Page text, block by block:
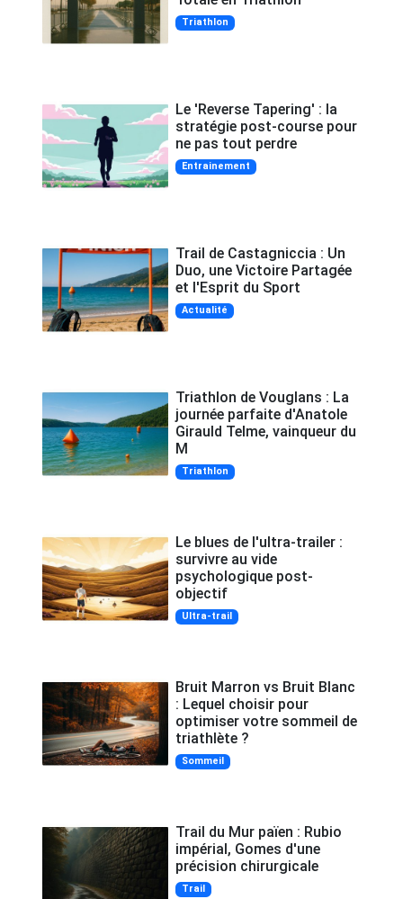
Triathlon
Le 'Reverse Tapering' : la
stratégie post-course pour
ne pas tout perdre
Entrainement
Trail de Castagniccia : Un
Duo, une Victoire Partagée
et l'Esprit du Sport
Actualité
Triathlon de Vouglans : La
journée parfaite d'Anatole
Girauld Telme, vainqueur du
M
Triathlon
Le blues de l'ultra-trailer :
survivre au vide
psychologique post-
objectif
Ultra-trail
Bruit Marron vs Bruit Blanc
: Lequel choisir pour
optimiser votre sommeil de
triathlète ?
Sommeil
Trail du Mur païen : Rubio
impérial, Gomes d'une
précision chirurgicale
Trail